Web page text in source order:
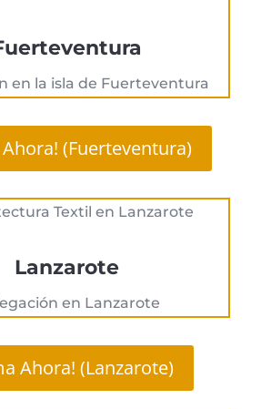
en la isla de Fuerteventura
Ahora! (Fuerteventura)
Lanzarote
en Lanzarote
Ahora! (Lanzarote)